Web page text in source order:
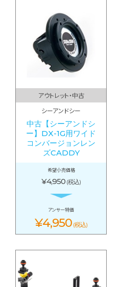
アウトレット・中古
シーアンドシー
中古【シーアンドシ
ー】DX-1G用ワイド
コンバージョンレン
ズCADDY
希望小売価格
¥4,950 (税込)
アンサー特価
¥4,950 (税込)